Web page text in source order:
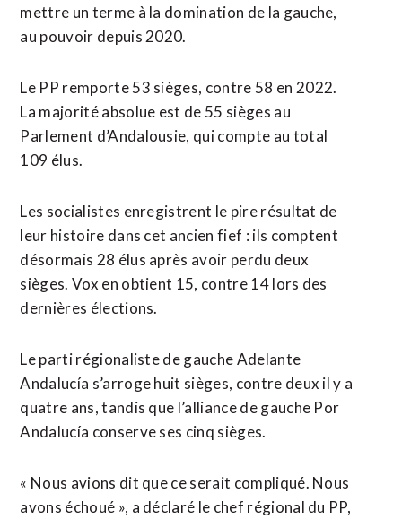
mettre un terme à la domination de la gauche,
au pouvoir depuis 2020.
Le PP remporte 53 sièges, contre 58 en 2022.
La majorité absolue est de 55 sièges au
Parlement d’Andalousie, qui compte au total
109 élus.
Les socialistes enregistrent le pire résultat de
leur histoire dans cet ancien fief : ils comptent
désormais 28 élus après avoir perdu deux
sièges. Vox en obtient 15, contre 14 lors des
dernières élections.
Le parti régionaliste de gauche Adelante
Andalucía s’arroge huit sièges, contre deux il y a
quatre ans, tandis que l’alliance de gauche Por
Andalucía conserve ses cinq sièges.
« Nous avions dit que ce serait compliqué. Nous
avons échoué », a déclaré le chef régional du PP,